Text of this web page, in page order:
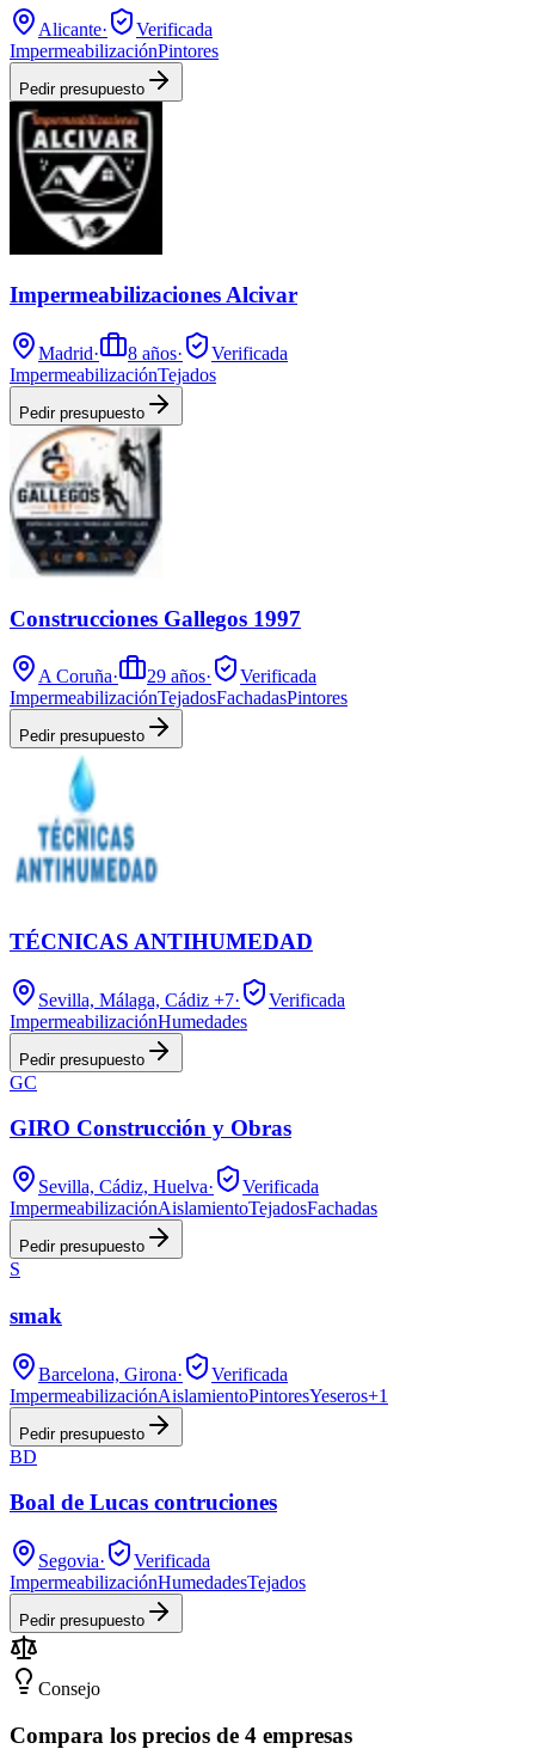
Alicante·
Verificada
ImpermeabilizaciónPintores
Pedir presupuesto
Impermeabilizaciones Alcivar
Madrid· 8 años·
Verificada
ImpermeabilizaciónTejados
Pedir presupuesto
Construcciones Gallegos 1997
A Coruña· 29 años·
Verificada
ImpermeabilizaciónTejadosFachadasPintores
Pedir presupuesto
TÉCNICAS ANTIHUMEDAD
Sevilla, Málaga, Cádiz +7·
Verificada
ImpermeabilizaciónHumedades
Pedir presupuesto
GC
GIRO Construcción y Obras
Sevilla, Cádiz, Huelva·
Verificada
ImpermeabilizaciónAislamientoTejadosFachadas
Pedir presupuesto
S
smak
Barcelona, Girona·
Verificada
ImpermeabilizaciónAislamientoPintoresYeseros+1
Pedir presupuesto
BD
Boal de Lucas contruciones
Segovia·
Verificada
ImpermeabilizaciónHumedadesTejados
Pedir presupuesto
Consejo
Compara los precios de 4 empresas